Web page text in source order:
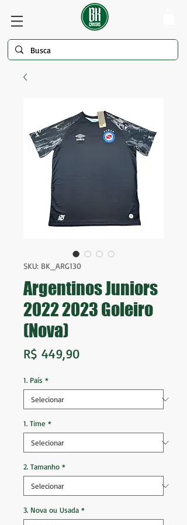
SKU: BK_ARG130
Argentinos Juniors
2022 2023 Goleiro
(Nova)
R$ 449,90Preço
1. País *
1. Time *
2. Tamanho *
3. Nova ou Usada *